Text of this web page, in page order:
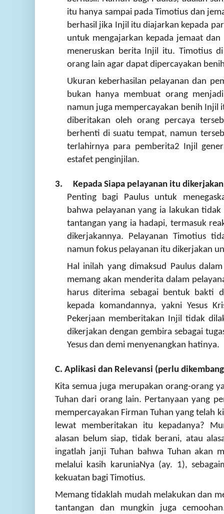
itu hanya sampai pada Timotius dan
berhasil jika Injil itu diajarkan kepada
untuk mengajarkan kepada jemaat
meneruskan berita Injil itu. Timotius
orang lain agar dapat dipercayakan
Ukuran keberhasilan pelayanan dan
bukan hanya membuat orang
namun juga mempercayakan benih
diberitakan oleh orang percaya
berhenti di suatu tempat, namun
terlahirnya para pemberita2 Injil
estafet penginjilan.
3.
Kepada Siapa pelayanan itu dikerjakan
Penting bagi Paulus untuk
bahwa pelayanan yang ia lakukan
tantangan yang ia hadapi, termasuk
dikerjakannya. Pelayanan Timotius
namun fokus pelayanan itu dikerjakan
Hal inilah yang dimaksud Paulus
memang akan menderita dalam
harus diterima sebagai bentuk bakti
kepada komandannya, yakni Yesus
Pekerjaan memberitakan Injil tidak
dikerjakan dengan gembira sebagai
Yesus dan demi menyenangkan hatinya.
C. Aplikasi dan Relevansi (perlu
Kita semua juga merupakan orang-orang
Tuhan dari orang lain. Pertanyaan yang
mempercayakan Firman Tuhan yang telah
lewat memberitakan itu kepadanya?
alasan belum siap, tidak berani, atau
ingatlah janji Tuhan bahwa Tuhan akan
melalui kasih karuniaNya (ay. 1),
kekuatan bagi Timotius.
Memang tidaklah mudah melakukan dan
tantangan dan mungkin juga